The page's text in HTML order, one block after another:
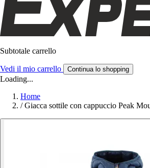
Subtotale carrello
Vedi il mio carrello Continua lo shopping
Loading...
Home
/ Giacca sottile con cappuccio Peak